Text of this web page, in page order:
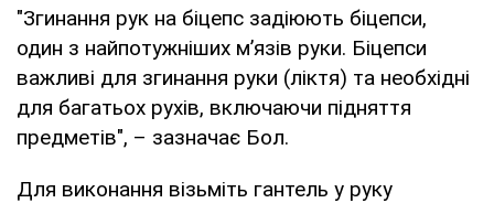
"Згинання рук на біцепс задіюють біцепси,
один з найпотужніших м’язів руки. Біцепси
важливі для згинання руки (ліктя) та необхідні
для багатьох рухів, включаючи підняття
предметів", – зазначає Бол.
Для виконання візьміть гантель у руку